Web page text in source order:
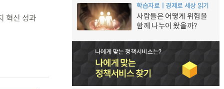
혁신 성과
학습자료ㅣ경제로 세상 읽기
사람들은 어떻게 위험을
함께 나누어 왔을까?